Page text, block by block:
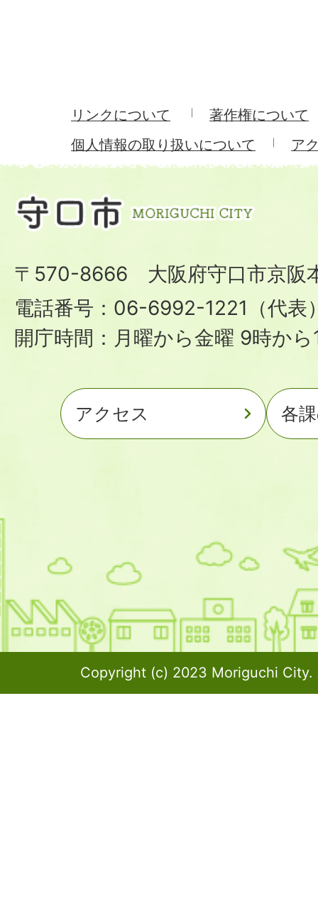
リンクについて
著作権について
個人情報の取り扱いについて
ア
〒570-8666 大阪府守口市京阪
電話番号：06-6992-1221（代表
開庁時間：月曜から金曜 9時か
アクセス 各
Copyright (c) 2023 Moriguchi City.